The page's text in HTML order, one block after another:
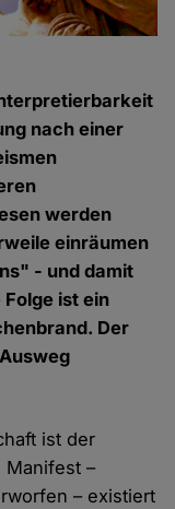
nach einer
werden
einräumen
- und damit
ist ein
Der
ist der
Manifest –
– existiert